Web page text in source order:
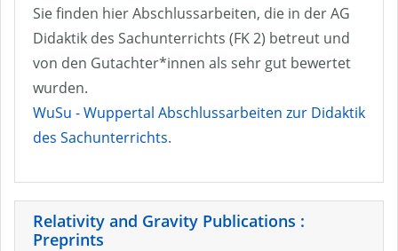
Sie finden hier Abschlussarbeiten, die in der AG
Didaktik des Sachunterrichts (FK 2) betreut und
von den Gutachter*innen als sehr gut bewertet
wurden.
WuSu - Wuppertal Abschlussarbeiten zur Didaktik
des Sachunterrichts.
Relativity and Gravity Publications :
Preprints